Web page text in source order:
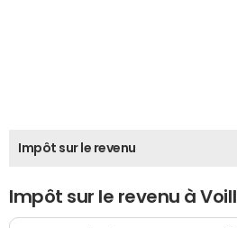
Impôt sur le revenu
Impôt sur le revenu à